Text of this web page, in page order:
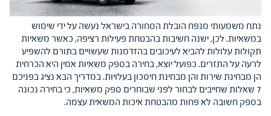
נתח משמעותי מנפח הובלת הסחורה בישראל נעשה על ידי שימוש
במשאיות. לכן, ישנה חשיבות בהבטחת פעילות רציפה, כאשר משאיות
תקולות עלולות להביא לעיכובים בהזדמנות שעשויים בתורם להשפיע
לרעה על התזרים. כפועל יוצא, בחירה בספק משאיות אמין היא הכרחית
הן מבחינת שירות והן מבחינת חיסכון בעלויות. במדריך הבא נציג בפניכם
7 שאלות שחייבים לבחור לפני שבוחרים ספק משאיות, כי בחירה נכונה
בספק חשובה לא פחות מהבטחת איכות המשאית עצמה.